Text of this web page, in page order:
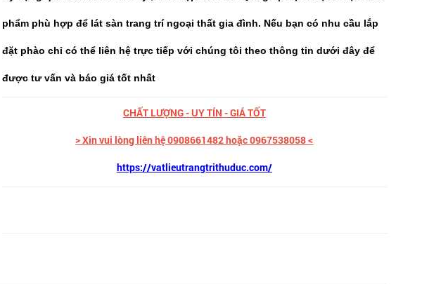
phẩm phù hợp để lát sàn trang trí ngoại thất gia đình. Nếu bạn có nhu cầu lắp
đặt phào chỉ có thể liên hệ trực tiếp với chúng tôi theo thông tin dưới đây để
được tư vấn và báo giá tốt nhất
CHẤT LƯỢNG - UY TÍN - GIÁ TỐT
> Xin vui lòng liên hệ 0908661482 hoặc 0967538058 <
https://vatlieutrangtrithuduc.com/